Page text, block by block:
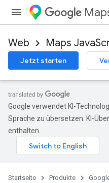
Web Maps
Jetzt starten
Google verwendet KI-
Sprache zu übersetzen. KI-
enthalten.
Startseite Produkte